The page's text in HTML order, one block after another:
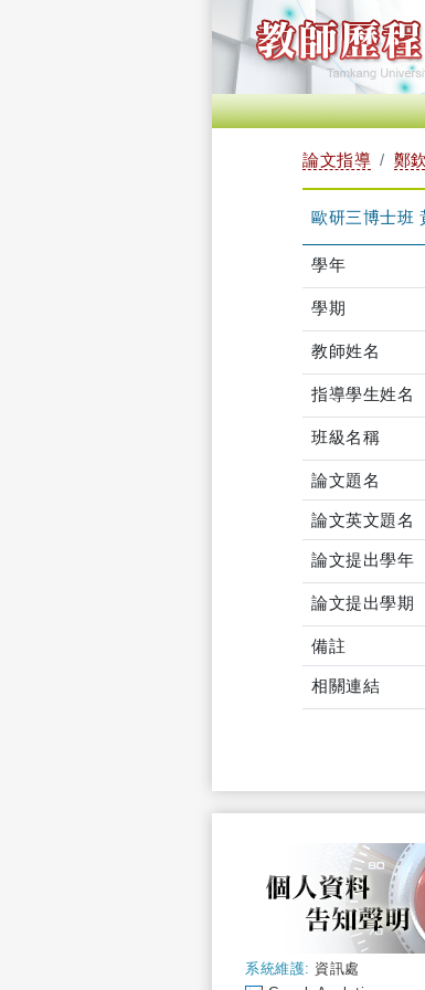
論文指導 鄭
歐研三博士班
學年
學期
教師姓名
指導學生姓名
班級名稱
論文題名
論文英文題名
論文提出學年
論文提出學期
備註
相關連結
系統維護: 資訊處